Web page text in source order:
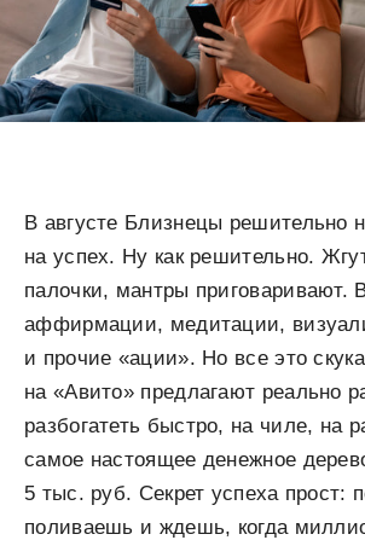
В августе Близнецы решительно
на успех. Ну как решительно.
палочки, мантры приговаривают.
аффирмации, медитации,
и прочие «ации». Но все это
на «Авито» предлагают реально
разбогатеть быстро, на чиле, на
самое настоящее денежное
5 тыс. руб. Секрет успеха прост:
поливаешь и ждешь, когда